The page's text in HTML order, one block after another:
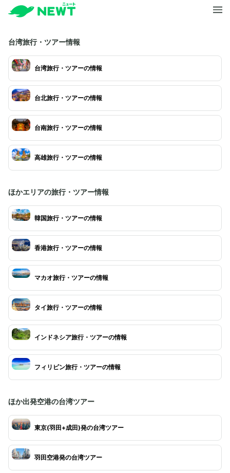
台湾旅行・ツアー情報
台湾旅行・ツアーの情報
台北旅行・ツアーの情報
台南旅行・ツアーの情報
高雄旅行・ツアーの情報
ほかエリアの旅行・ツアー情報
韓国旅行・ツアーの情報
香港旅行・ツアーの情報
マカオ旅行・ツアーの情報
タイ旅行・ツアーの情報
インドネシア旅行・ツアーの情報
フィリピン旅行・ツアーの情報
ほか出発空港の台湾ツアー
東京(羽田+成田)発の台湾ツアー
羽田空港発の台湾ツアー